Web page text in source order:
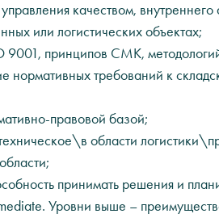
качеством,
или логистических объектах;
9001, принципов СМК,
нормативных требований к
правовой базой;
области
принимать решения и
Уровни выше –